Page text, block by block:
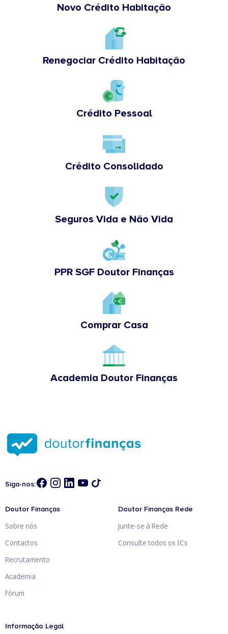
Novo Crédito Habitação
Renegociar Crédito Habitação
Crédito Pessoal
Crédito Consolidado
Seguros Vida e Não Vida
PPR SGF Doutor Finanças
Comprar Casa
Academia Doutor Finanças
Siga-nos:
Doutor Finanças
Sobre nós
Contactos
Recrutamento
Academia
Fórum
Doutor Finanças Rede
Junte-se à Rede
Consulte todos os ICs
Informação Legal